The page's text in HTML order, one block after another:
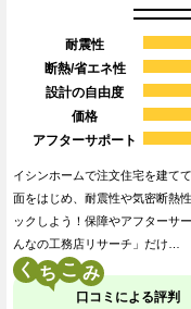
耐震性
断熱/省エネ性
設計の自由度
価格
アフターサポート
イシンホームで注文住宅を建て
面をはじめ、耐震性や気密断熱
ックしよう！保障やアフターサ
んなの工務店リサーチ」だけ…
く こ
口コミによる評判